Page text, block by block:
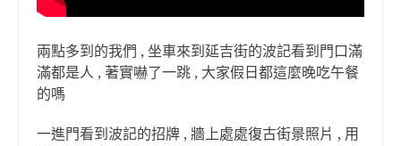
兩點多到的我們 , 坐車來到延吉街的波記看到門口滿
滿都是人 , 著實嚇了一跳 , 大家假日都這麼晚吃午餐
的嗎
一進門看到波記的招牌 , 牆上處處復古街景照片 , 用